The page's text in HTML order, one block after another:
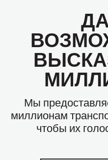
Мы
миллионам
чтобы их